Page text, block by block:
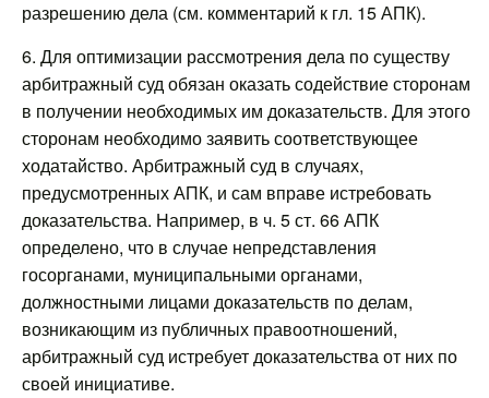
разрешению дела (см. комментарий к гл. 15 АПК).
6. Для оптимизации рассмотрения дела по существу
арбитражный суд обязан оказать содействие сторонам
в получении необходимых им доказательств. Для этого
сторонам необходимо заявить соответствующее
ходатайство. Арбитражный суд в случаях,
предусмотренных АПК, и сам вправе истребовать
доказательства. Например, в ч. 5 ст. 66 АПК
определено, что в случае непредставления
госорганами, муниципальными органами,
должностными лицами доказательств по делам,
возникающим из публичных правоотношений,
арбитражный суд истребует доказательства от них по
своей инициативе.